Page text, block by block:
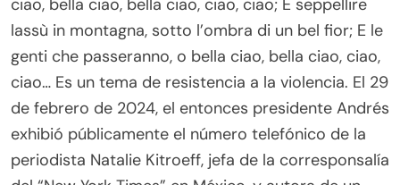
ciao, bella ciao, bella ciao, ciao, ciao; E seppellire
lassù in montagna, sotto l’ombra di un bel fior; E le
genti che passeranno, o bella ciao, bella ciao, ciao,
ciao… Es un tema de resistencia a la violencia. El 29
de febrero de 2024, el entonces presidente Andrés
exhibió públicamente el número telefónico de la
periodista Natalie Kitroeff, jefa de la corresponsalía